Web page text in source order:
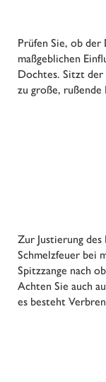
Prüfen Sie, ob
maßgeblichen
Dochtes. Sitzt
zu große,
Zur Justierung
Schmelzfeuer bei
Spitzzange nach
Achten Sie auch
es besteht